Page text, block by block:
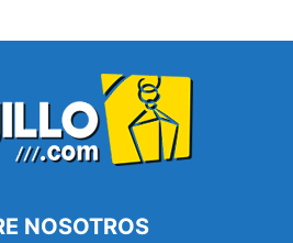
NOSOTROS